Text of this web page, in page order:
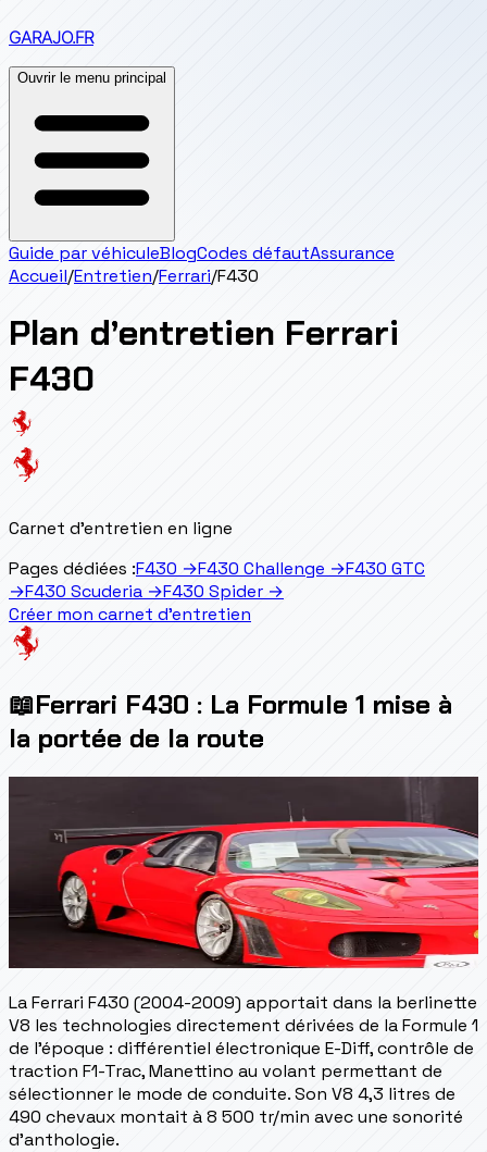
GARAJO.FR
Ouvrir le menu principal
Guide par véhiculeBlogCodes défautAssurance
Accueil/Entretien/Ferrari/F430
Plan d’entretien Ferrari
F430
Carnet d'entretien en ligne
Pages dédiées :F430 →F430 Challenge →F430 GTC
→F430 Scuderia →F430 Spider →
Créer mon carnet d'entretien
📖Ferrari F430 : La Formule 1 mise à
la portée de la route
La Ferrari F430 (2004-2009) apportait dans la berlinette
V8 les technologies directement dérivées de la Formule 1
de l'époque : différentiel électronique E-Diff, contrôle de
traction F1-Trac, Manettino au volant permettant de
sélectionner le mode de conduite. Son V8 4,3 litres de
490 chevaux montait à 8 500 tr/min avec une sonorité
d'anthologie.